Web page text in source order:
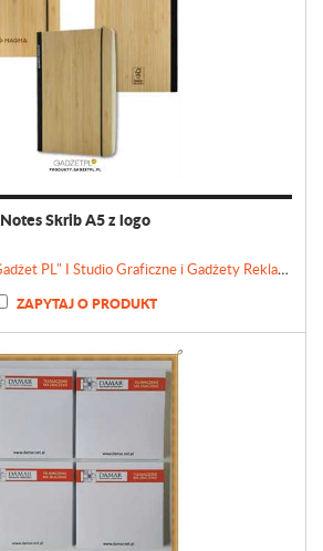
Notes Skrib A5 z logo
Agencja Reklamowa "Gadżet PL" I Studio Graficzne i Gadżety Reklamowe
ZAPYTAJ O PRODUKT